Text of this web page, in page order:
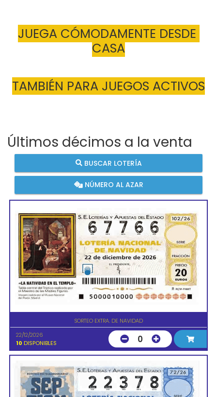
JUEGA CÓMODAMENTE DESDE
CASA
TAMBIÉN PARA JUEGOS ACTIVOS
Últimos décimos a la venta
BUSCAR LOTERÍA
NÚMERO AL AZAR
SORTEO EXTRA. DE NAVIDAD
22/12/2026
10 DISPONIBLES 0